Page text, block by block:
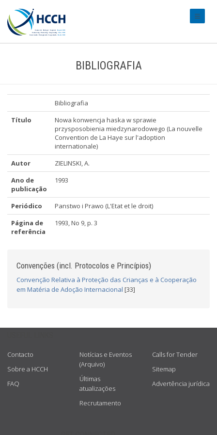
BIBLIOGRAFIA
Bibliografia
Título
Nowa konwencja haska w sprawie
przysposobienia miedzynarodowego (La nouvelle
Convention de La Haye sur l'adoption
internationale)
Autor
ZIELINSKI, A.
Ano de
publicação
1993
Periódico
Panstwo i Prawo (L'Etat et le droit)
Página de
referência
1993, No 9, p. 3
Convenções (incl. Protocolos e Princípios)
Convenção Relativa à Proteção das Crianças e à Cooperação
em Matéria de Adoção Internacional [33]
Contacto
Sobre a HCCH
FAQ
Notícias e Eventos
(Arquivo)
Últimas
atualizações
Recrutamento
Calls for Tender
Sitemap
Advertência jurídica